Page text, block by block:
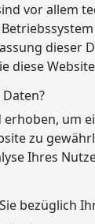
vor allem
dieser
diese
erhoben, um
zu
Ihres
bezüglich